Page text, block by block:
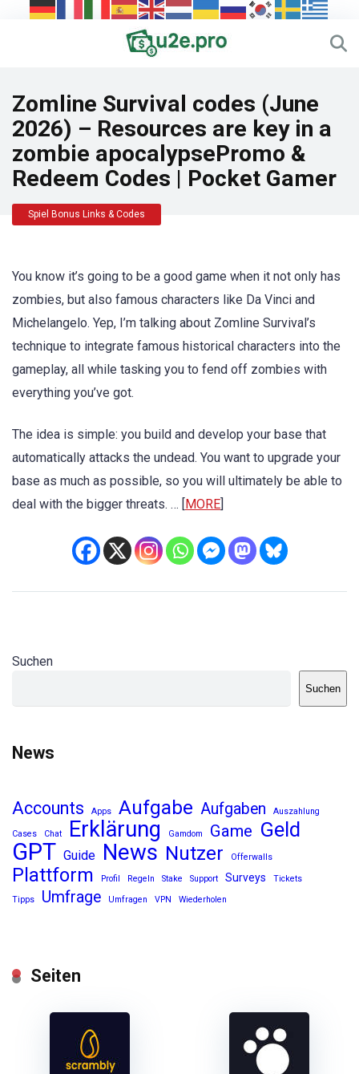
Zomline Survival codes (June
2026) – Resources are key in a
zombie apocalypse​Promo &
Redeem Codes | Pocket Gamer
Spiel Bonus Links & Codes
You know it’s going to be a good game when it not only has
zombies, but also famous characters like Da Vinci and
Michelangelo. Yep, I’m talking about Zomline Survival’s
technique to integrate famous historical characters into the
gameplay, all while tasking you to fend off zombies with
everything you’ve got.
The idea is simple: you build and develop your base that
automatically attacks the undead. You want to upgrade your
base as much as possible, so you will ultimately be able to
deal with the bigger threats. … [
MORE
Suchen
Suchen
News
Accounts Apps Aufgabe Aufgaben Auszahlung
Cases Chat Erklärung Gamdom Game Geld
GPT Guide News Nutzer Offerwalls
Plattform Profil Regeln Stake Support Surveys
Tickets
Tipps
Umfrage Umfragen VPN Wiederholen
Seiten